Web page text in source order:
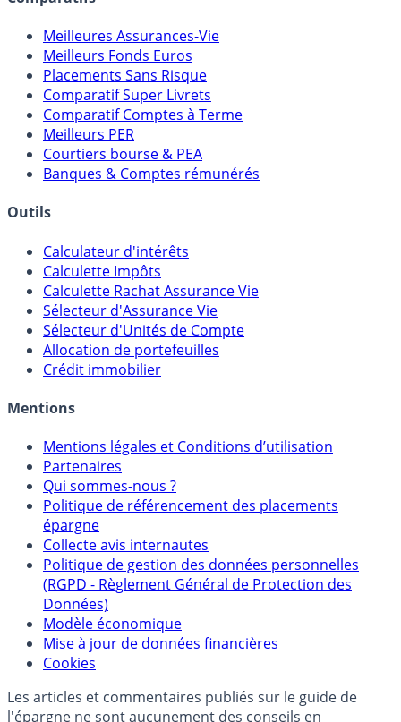
Comparatifs
Meilleures Assurances-Vie
Meilleurs Fonds Euros
Placements Sans Risque
Comparatif Super Livrets
Comparatif Comptes à Terme
Meilleurs PER
Banques & Comptes rémunérés
Outils
Calculateur d'intérêts
Calculette Impôts
Calculette Rachat Assurance Vie
Sélecteur d'Assurance Vie
Sélecteur d'Unités de Compte
Crédit immobilier
Mentions
Mentions légales et Conditions d’utilisation
Partenaires
Qui sommes-nous ?
Politique de référencement des placements
épargne
Collecte avis internautes
Politique de gestion des données personnelles
(RGPD - Règlement Général de Protection des
Données)
Modèle économique
Cookies